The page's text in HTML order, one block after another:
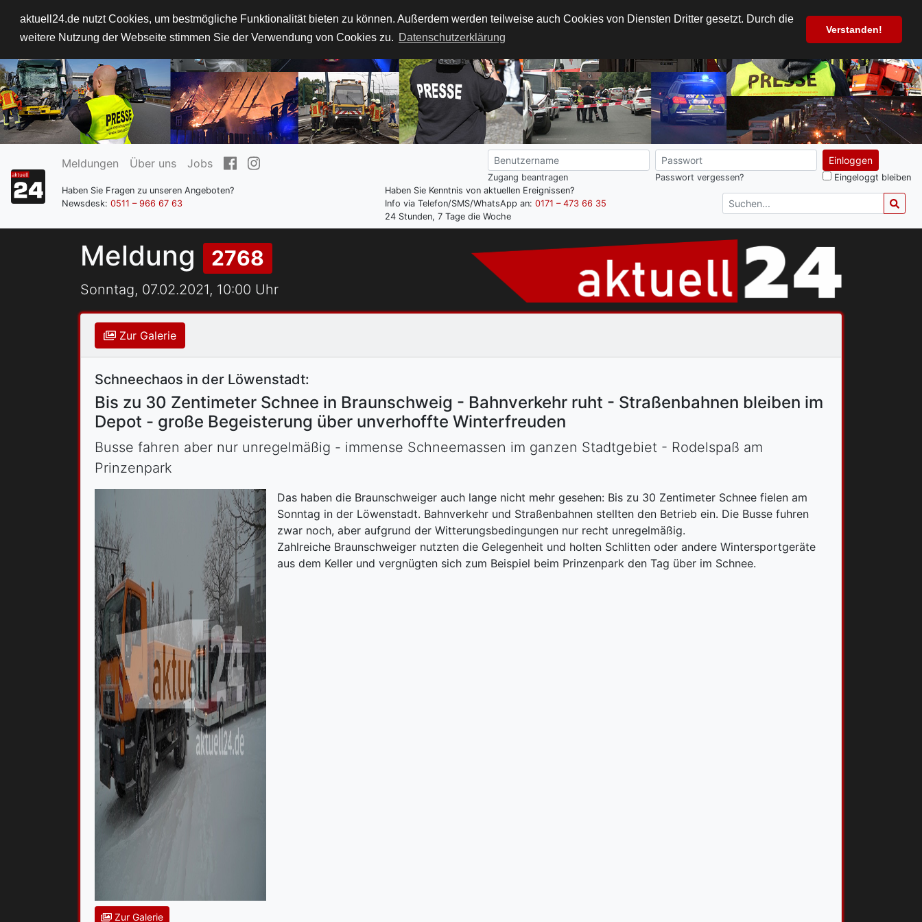
aktuell24.de nutzt Cookies, um bestmögliche Funktionalität bieten zu können. Außerdem werden teilweise auch Cookies von Diensten Dritter gesetzt. Durch die
weitere Nutzung der Webseite stimmen Sie der Verwendung von Cookies zu. Datenschutzerklärung
Verstanden!
Meldungen Über uns Jobs
Zugang beantragen Passwort vergessen?
Einloggen
Eingeloggt bleiben
Haben Sie Fragen zu unseren Angeboten?
Newsdesk: 0511 – 966 67 63
Haben Sie Kenntnis von aktuellen Ereignissen?
Info via Telefon/SMS/WhatsApp an: 0171 – 473 66 35
24 Stunden, 7 Tage die Woche
Meldung 2768
Sonntag, 07.02.2021, 10:00 Uhr
Zur Galerie
Schneechaos in der Löwenstadt:
Bis zu 30 Zentimeter Schnee in Braunschweig - Bahnverkehr ruht - Straßenbahnen bleiben im
Depot - große Begeisterung über unverhoffte Winterfreuden
Busse fahren aber nur unregelmäßig - immense Schneemassen im ganzen Stadtgebiet - Rodelspaß am
Prinzenpark
Zur Galerie
Das haben die Braunschweiger auch lange nicht mehr gesehen: Bis zu 30 Zentimeter Schnee fielen am
Sonntag in der Löwenstadt. Bahnverkehr und Straßenbahnen stellten den Betrieb ein. Die Busse fuhren
zwar noch, aber aufgrund der Witterungsbedingungen nur recht unregelmäßig.
Zahlreiche Braunschweiger nutzten die Gelegenheit und holten Schlitten oder andere Wintersportgeräte
aus dem Keller und vergnügten sich zum Beispiel beim Prinzenpark den Tag über im Schnee.